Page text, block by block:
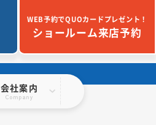
会社案内
Company
WEB予約でQUOカードプレゼント！
ショールーム来店予約